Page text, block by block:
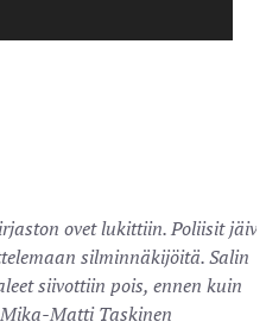
ovet lukittiin. Poliisit
silminnäkijöitä. Salin
siivottiin pois, ennen kuin
Matti Taskinen